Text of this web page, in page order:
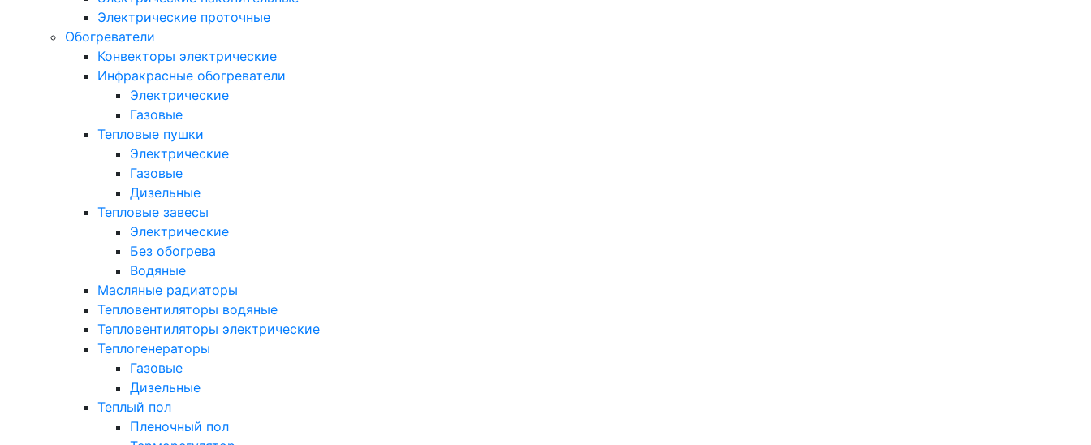
Электрические проточные
Обогреватели
Конвекторы электрические
Инфракрасные обогреватели
Электрические
Газовые
Тепловые пушки
Электрические
Газовые
Дизельные
Тепловые завесы
Электрические
Без обогрева
Водяные
Масляные радиаторы
Тепловентиляторы водяные
Тепловентиляторы электрические
Теплогенераторы
Газовые
Дизельные
Теплый пол
Пленочный пол